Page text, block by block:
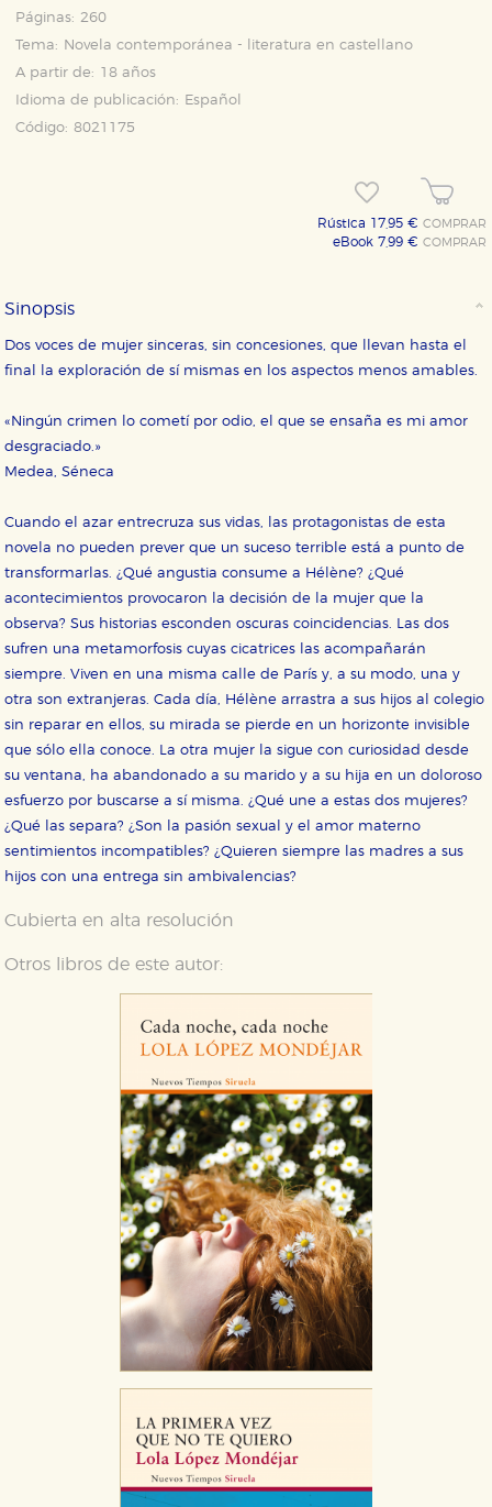
Páginas: 260
Tema:
Novela contemporánea - literatura en castellano
A partir de: 18 años
Idioma de publicación:
Español
Código: 8021175
Rústica 17,95 €COMPRAR
eBook 7,99 €COMPRAR
Sinopsis
Dos voces de mujer sinceras, sin concesiones, que llevan hasta el
final la exploración de sí mismas en los aspectos menos amables.
«Ningún crimen lo cometí por odio, el que se ensaña es mi amor
desgraciado.»
Medea, Séneca
Cuando el azar entrecruza sus vidas, las protagonistas de esta
novela no pueden prever que un suceso terrible está a punto de
transformarlas. ¿Qué angustia consume a Hélène? ¿Qué
acontecimientos provocaron la decisión de la mujer que la
observa? Sus historias esconden oscuras coincidencias. Las dos
sufren una metamorfosis cuyas cicatrices las acompañarán
siempre. Viven en una misma calle de París y, a su modo, una y
otra son extranjeras. Cada día, Hélène arrastra a sus hijos al colegio
sin reparar en ellos, su mirada se pierde en un horizonte invisible
que sólo ella conoce. La otra mujer la sigue con curiosidad desde
su ventana, ha abandonado a su marido y a su hija en un doloroso
esfuerzo por buscarse a sí misma. ¿Qué une a estas dos mujeres?
¿Qué las separa? ¿Son la pasión sexual y el amor materno
sentimientos incompatibles? ¿Quieren siempre las madres a sus
hijos con una entrega sin ambivalencias?
Cubierta en alta resolución
Otros libros de este autor:
CONFIGURACIÓN DE COOKIES
HABILITAR TODO RECHAZAR TODO
Cookies necesarias
web funcione y no es posible deshabilitarlas desde
nuestro sistema. Es posible hacerlo desde el
navegador, pero en ese caso es posible que algunas
correctamente.
Cookies de rendimiento y analíticas
Estas cookies se utilizan para mejorar su experiencia
de navegación y optimizar el funcionamiento de
nuestro sitio web. Almacenan configuraciones de
servicios para que no tenga que reconfigurarlos cada
vez que nos visita. La información es agregada y, por lo
tanto, es anónima.
Cookies de publicidad y redes sociales
Estas cookies son gestionadas por nuestros socios
publicitarios y se utilizan para mostrar publicidad
relevante para sus intereses en otros sitios. No
almacenan directamente información personal sino
que se basan en la identificación única de su
navegador y dispositivo de internet.
GUARDAR CONFIGURACIÓN
Puede consultar nuestrapolítica de cookies